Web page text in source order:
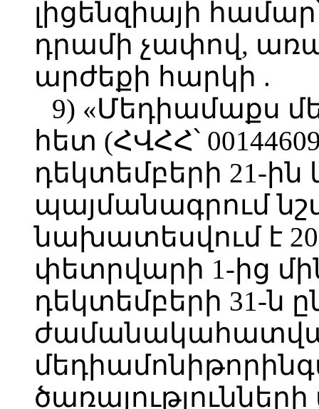
լիցենզիայի
դրամի չափով,
արժեքի հարկի .
9) «Մեդիամաքս
հետ (ՀՎՀՀ՝
դեկտեմբերի 21-ին
պայմանագրում
նախատեսվում է
փետրվարի 1-ից
դեկտեմբերի 31-ն